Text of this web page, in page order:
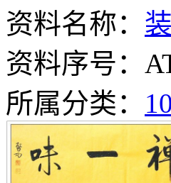
资料名称：
资料序号：
所属分类：